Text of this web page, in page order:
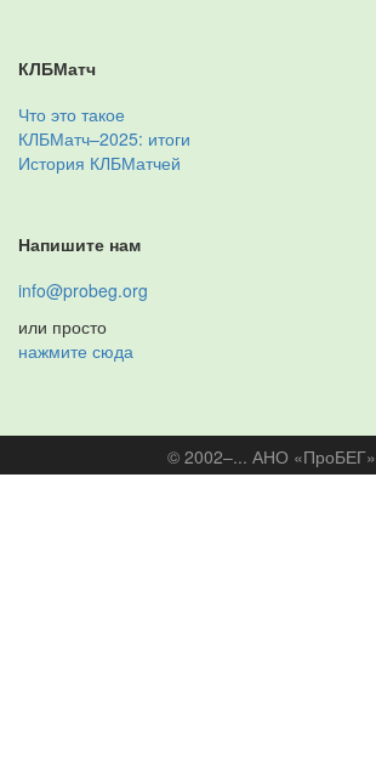
КЛБМатч
Что это такое
КЛБМатч–2025: итоги
История КЛБМатчей
Напишите нам
info@probeg.org
или просто
нажмите сюда
© 2002–... АНО «ПроБЕГ»